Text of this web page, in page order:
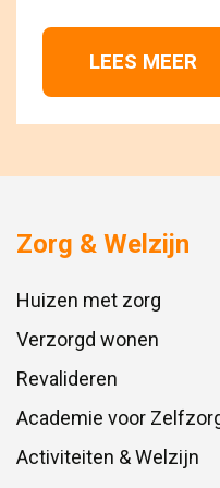
LEES MEER
Zorg & Welzijn
Huizen met zorg
Verzorgd wonen
Revalideren
Academie voor
Activiteiten & Welzijn